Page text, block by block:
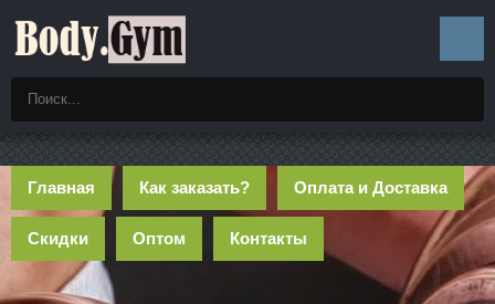
Главная Как заказать? Оплата и Доставка
Скидки Оптом Контакты